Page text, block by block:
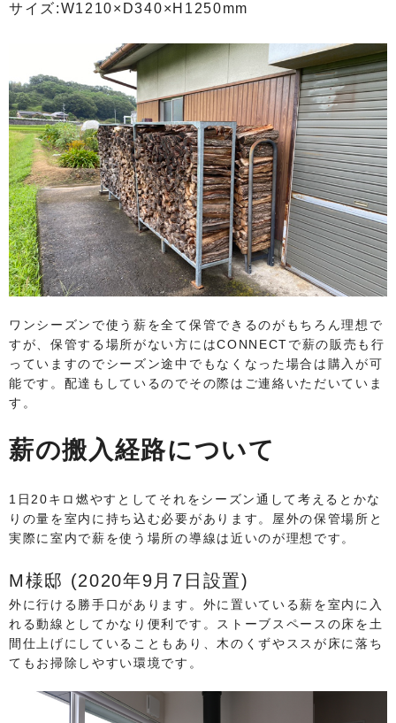
サイズ:W1210×D340×H1250mm
ワンシーズンで使う薪を全て保管できるのがもちろん理想で
すが、保管する場所がない方にはCONNECTで薪の販売も行
っていますのでシーズン途中でもなくなった場合は購入が可
能です。配達もしているのでその際はご連絡いただいていま
す。
薪の搬入経路について
1日20キロ燃やすとしてそれをシーズン通して考えるとかな
りの量を室内に持ち込む必要があります。屋外の保管場所と
実際に室内で薪を使う場所の導線は近いのが理想です。
M様邸 (2020年9月7日設置)
外に行ける勝手口があります。外に置いている薪を室内に入
れる動線としてかなり便利です。ストーブスペースの床を土
間仕上げにしていることもあり、木のくずやススが床に落ち
てもお掃除しやすい環境です。